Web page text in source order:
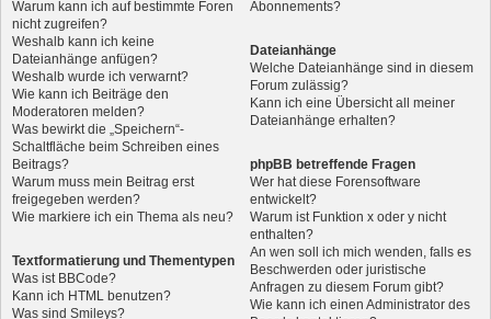
Warum kann ich auf bestimmte Foren
nicht zugreifen?
Weshalb kann ich keine
Dateianhänge anfügen?
Weshalb wurde ich verwarnt?
Wie kann ich Beiträge den
Moderatoren melden?
Was bewirkt die „Speichern“-
Schaltfläche beim Schreiben eines
Beitrags?
Warum muss mein Beitrag erst
freigegeben werden?
Wie markiere ich ein Thema als neu?
Textformatierung und Thementypen
Was ist BBCode?
Kann ich HTML benutzen?
Was sind Smileys?
Abonnements?
Dateianhänge
Welche Dateianhänge sind in diesem
Forum zulässig?
Kann ich eine Übersicht all meiner
Dateianhänge erhalten?
phpBB betreffende Fragen
Wer hat diese Forensoftware
entwickelt?
Warum ist Funktion x oder y nicht
enthalten?
An wen soll ich mich wenden, falls es
Beschwerden oder juristische
Anfragen zu diesem Forum gibt?
Wie kann ich einen Administrator des